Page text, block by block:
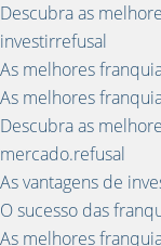
Descubra as
investirrefusal
As melhores
As melhores
Descubra as
mercado.refusal
As vantagens de
O sucesso das
As melhores